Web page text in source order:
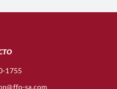
1755
sa.com